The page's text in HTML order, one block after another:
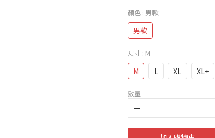
顏色 : 男款
男款
尺寸 : M
M L XL XL+
數量